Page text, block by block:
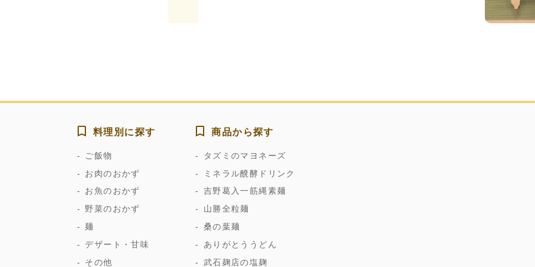
料理別に探す
ご飯物
お肉のおかず
お魚のおかず
野菜のおかず
麺
デザート・甘味
その他
商品から探す
タズミのマヨネーズ
ミネラル醗酵ドリンク
吉野葛入一筋縄素麺
山勝全粒麺
桑の葉麺
ありがとううどん
武石麹店の塩麹